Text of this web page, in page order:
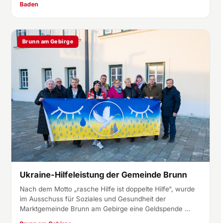
Baden
Brunn am Gebirge
Ukraine-Hilfeleistung der Gemeinde Brunn
Nach dem Motto „rasche Hilfe ist doppelte Hilfe“, wurde
im Ausschuss für Soziales und Gesundheit der
Marktgemeinde Brunn am Gebirge eine Geldspende …